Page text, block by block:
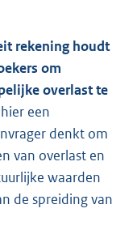
rekening houdt
om
overlast te
een
denkt om
van overlast en
waarden
de spreiding van